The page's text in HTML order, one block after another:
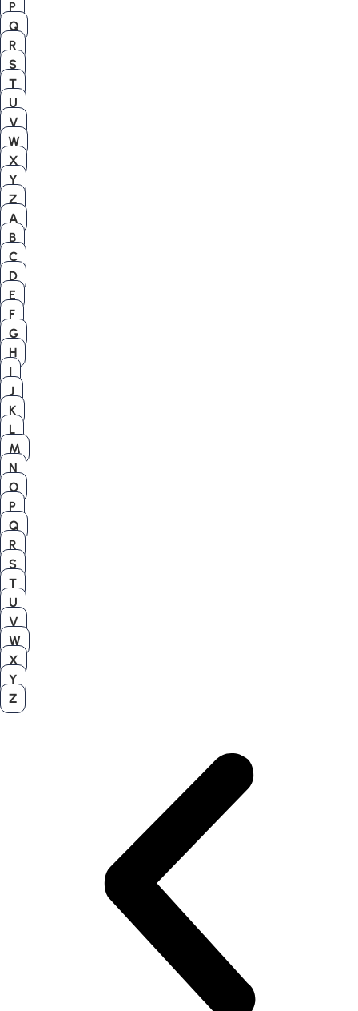
P
Q
R
S
T
U
V
W
X
Y
Z
A
B
C
D
E
F
G
H
I
J
K
L
M
N
O
P
Q
R
S
T
U
V
W
X
Y
Z